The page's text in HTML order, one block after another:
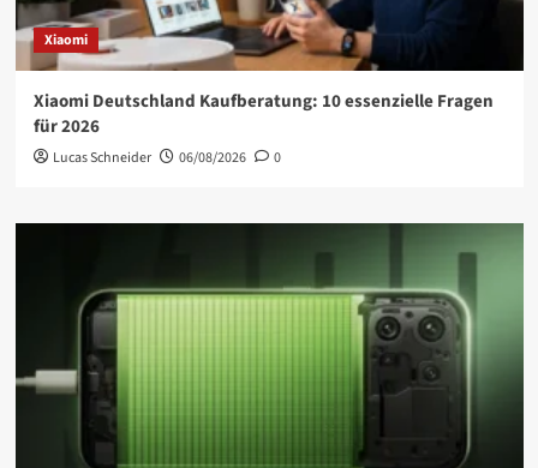
Xiaomi
Xiaomi Deutschland Kaufberatung: 10 essenzielle Fragen
für 2026
Lucas Schneider 06/08/2026 0